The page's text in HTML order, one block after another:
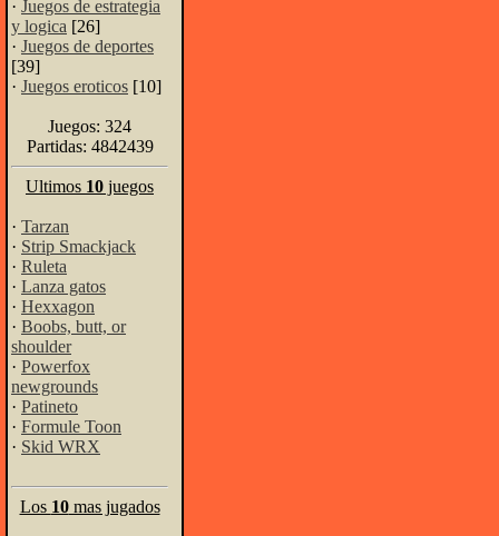
· Juegos de estrategia
y logica [26]
· Juegos de deportes
[39]
· Juegos eroticos [10]
Juegos: 324
Partidas: 4842439
Ultimos 10 juegos
· Tarzan
· Strip Smackjack
· Ruleta
· Lanza gatos
· Hexxagon
· Boobs, butt, or
shoulder
· Powerfox
newgrounds
· Patineto
· Formule Toon
· Skid WRX
Los 10mas jugados